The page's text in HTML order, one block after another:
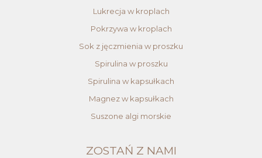
Lukrecja w kroplach
Pokrzywa w kroplach
Sok z jęczmienia w proszku
Spirulina w proszku
Spirulina w kapsułkach
Magnez w kapsułkach
Suszone algi morskie
ZOSTAŃ Z NAMI